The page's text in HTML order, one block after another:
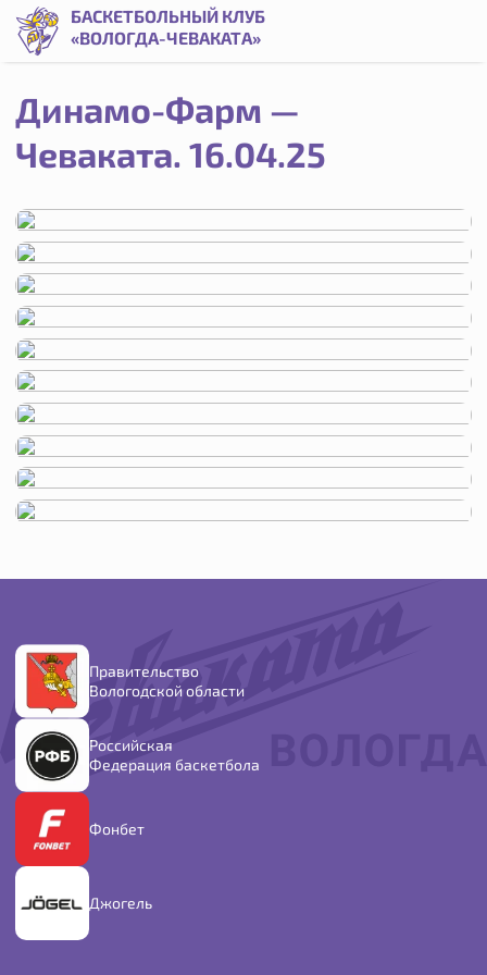
БАСКЕТБОЛЬНЫЙ КЛУБ
«ВОЛОГДА-ЧЕВАКАТА»
Динамо-Фарм —
Чеваката. 16.04.25
Правительство
Вологодской области
Российская
Федерация баскетбола
Фонбет
Джогель
Динамо-Фарм — Чеваката. 16.04.25 | Баскетбольный клуб